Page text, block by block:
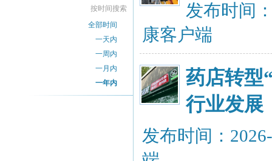
按时间搜索
全部时间
一天内
一周内
一月内
一年内
发布时间
康客户端
药店转型
行业发展
发布时间：